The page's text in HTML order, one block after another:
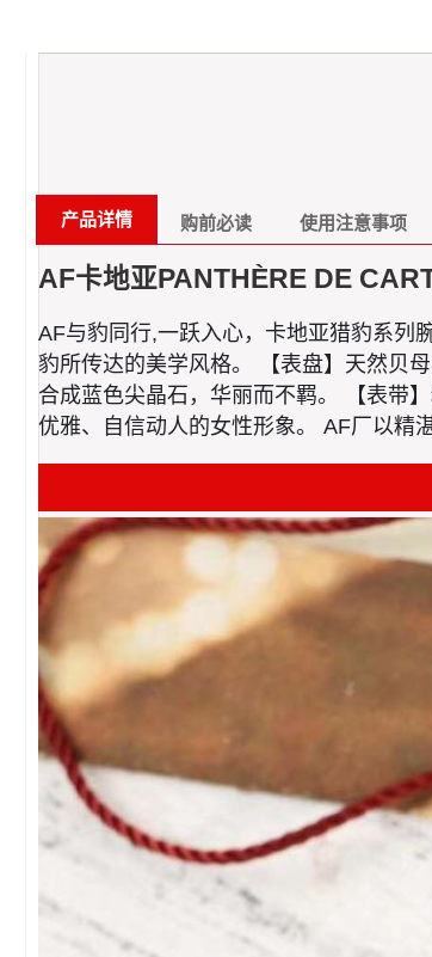
产品详情 购前必读 使用注意事项
AF卡地亚PANTHÈRE DE
AF与豹同行,一跃入心，卡地亚猎豹系列
豹所传达的美学风格。 【表盘】天然贝
合成蓝色尖晶石，华丽而不羁。 【表带
优雅、自信动人的女性形象。 AF厂以精